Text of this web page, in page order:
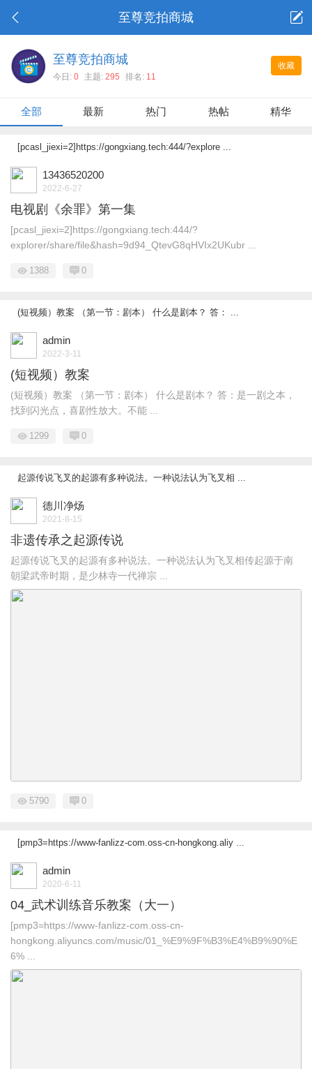
至尊竞拍商城
收藏
至尊竞拍商城
今日:0 主题:295 排名: 11
全部 最新 热门 热帖 精华
[pcasl_jiexi=2]https://gongxiang.tech:444/?explore ...
13436520200
2022-6-27
电视剧《余罪》第一集
[pcasl_jiexi=2]https://gongxiang.tech:444/?
explorer/share/file&hash=9d94_QtevG8qHVIx2UKubr ...
1388 0
(短视频）教案 （第一节：剧本） 什么是剧本？ 答： ...
admin
2022-3-11
(短视频）教案
(短视频）教案 （第一节：剧本） 什么是剧本？ 答：是一剧之本，
找到闪光点，喜剧性放大。不能 ...
1299 0
起源传说飞叉的起源有多种说法。一种说法认为飞叉相 ...
德川净炀
2021-8-15
非遗传承之起源传说
起源传说飞叉的起源有多种说法。一种说法认为飞叉相传起源于南
朝梁武帝时期，是少林寺一代禅宗 ...
5790 0
[pmp3=https://www-fanlizz-com.oss-cn-hongkong.aliy ...
admin
2020-6-11
04_武术训练音乐教案（大一）
[pmp3=https://www-fanlizz-com.oss-cn-
hongkong.aliyuncs.com/music/01_%E9%9F%B3%E4%B9%90%E
6% ...